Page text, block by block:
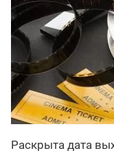
Раскрыта дата